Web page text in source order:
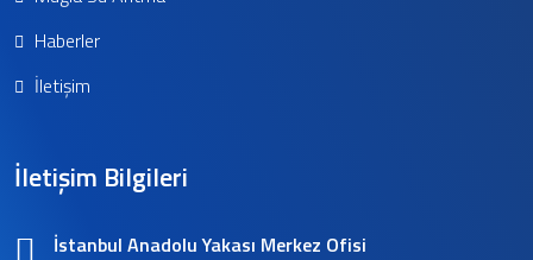
Haberler
İletişim
İletişim Bilgileri
İstanbul Anadolu Yakası Merkez Ofisi